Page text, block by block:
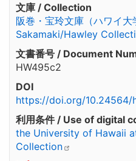
文庫 / Collection
阪巻・宝玲文庫（ハワイ
Sakamaki/Hawley
文書番号 / Document
HW495c2
DOI
https://doi.org/10.24564/
利用条件 / Use of digital
the University of Hawaii
Collection